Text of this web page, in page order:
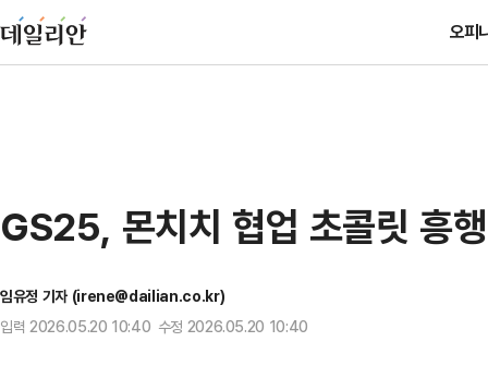
오피
GS25, 몬치치 협업 초콜릿 흥
임유정 기자 (irene@dailian.co.kr)
입력 2026.05.20 10:40 수정 2026.05.20 10:40